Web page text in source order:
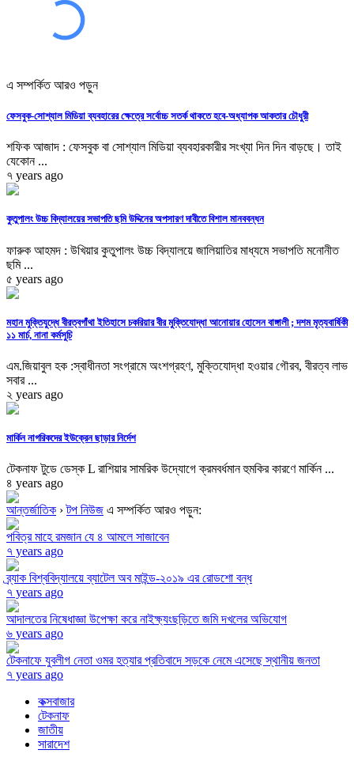
এ সম্পর্কিত আরও পড়ুন
ফেসবুক-সোশ্যাল মিডিয়া ব্যবহারের ক্ষেত্রে সর্বোচ্চ সতর্ক থাকতে হবে-অধ্যাপক আকতার চৌধুরী
শফিক আজাদ : ফেসবুক বা সোশ্যাল মিডিয়া ব্যবহারকারীর সংখ্যা দিন দিন বাড়ছে। তাই
যেকোন ...
৭ years ago
কুতুপালং উচ্চ বিদ্যালয়ের সভাপতি ছমি উদ্দিনের অপসারণ দাবীতে বিশাল মানববন্ধন
ফারুক আহমদ : উখিয়ার কুতুপালং উচ্চ বিদ্যালয়ে জালিয়াতির মাধ্যমে সভাপতি মনোনীত
ছমি ...
৫ years ago
মহান মুক্তিযুদ্ধে বীরত্বগাঁথা ইতিহাসে চকরিয়ার বীর মুক্তিযোদ্ধা আনোয়ার হোসেন বাঙ্গালী ; দশম মৃত্যবার্ষিকী
১১ মার্চ, নানা কর্মসুচি
এম.জিয়াবুল হক :স্বাধীনতা সংগ্রামে অংশগ্রহণ, মুক্তিযোদ্ধা হওয়ার গৌরব, বীরত্ব লাভ
সবার ...
২ years ago
মার্কিন নাগরিকদের ইউক্রেন ছাড়ার নির্দেশ
টেকনাফ টুডে ডেস্ক L রাশিয়ার সামরিক উদ্যোগে ক্রমবর্ধমান হুমকির কারণে মার্কিন ...
৪ years ago
আন্তর্জাতিক ›টপ নিউজ এ সম্পর্কিত আরও পড়ুন:
পবিত্র মাহে রমজান যে ৪ আমলে সাজাবেন
৭ years ago
ব্র্যাক বিশ্ববিদ্যালয়ে ব্যাটেল অব মাইন্ড-২০১৯ এর রোডশো বন্ধ
৭ years ago
আদালতের নিষেধাজ্ঞা উপেক্ষা করে নাইক্ষ্যংছড়িতে জমি দখলের অভিযোগ
৬ years ago
টেকনাফে যুবলীগ নেতা ওমর হত্যার প্রতিবাদে সড়কে নেমে এসেছে স্থানীয় জনতা
৭ years ago
কক্সবাজার
টেকনাফ
জাতীয়
সারাদেশ